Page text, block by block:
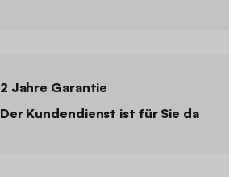
2 Jahre Garantie
Der Kundendienst ist für Sie da